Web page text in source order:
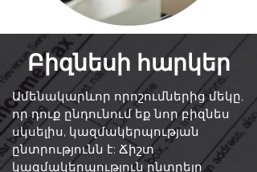
Բիզնեսի հարկեր
Ամենակարևոր որոշումներից մեկը,
որ դուք ընդունում եք նոր բիզնես
սկսելիս, կազմակերպության
ընտրությունն է: Ճիշտ
կազմակերպություն ընտրելը